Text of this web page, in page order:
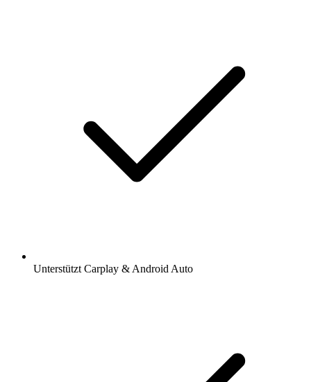
Unterstützt Carplay & Android Auto